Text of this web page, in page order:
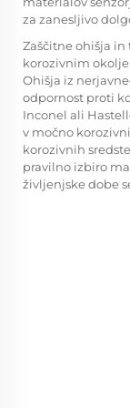
za zanesljivo
Zaščitne ohišja
korozivnim
Ohišja iz
odpornost proti
Inconel ali
v močno
korozivnih
pravilno izbiro
življenjske dobe